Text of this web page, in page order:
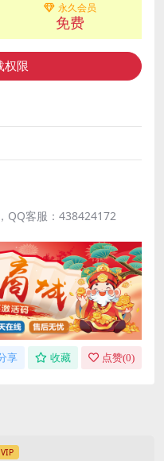
永久会员
免费
权限
QQ客服：438424172
享 收藏 点赞(0)
VIP